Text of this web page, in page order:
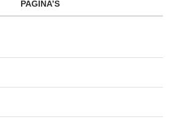
PAGINA’S